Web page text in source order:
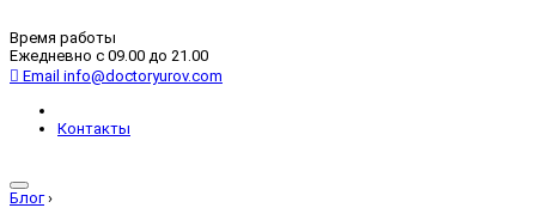
Время работы
Ежедневно с 09.00 до 21.00
Email info@doctoryurov.com
Контакты
Блог ›